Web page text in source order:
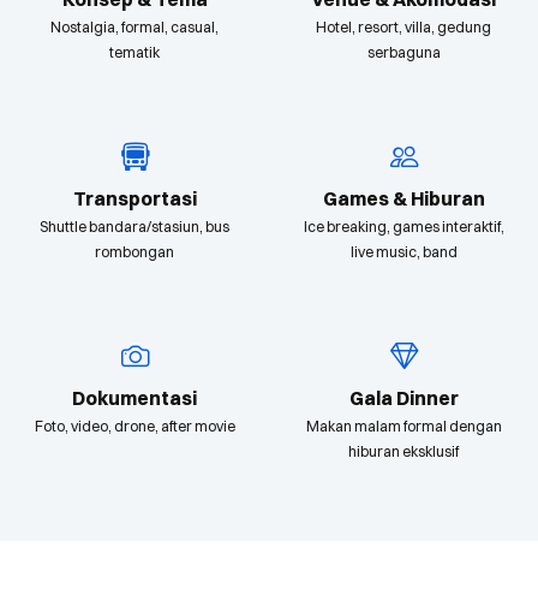
Nostalgia, formal, casual,
tematik
Hotel, resort, villa, gedung
serbaguna
Transportasi
Shuttle bandara/stasiun, bus
rombongan
Games & Hiburan
Ice breaking, games interaktif,
live music, band
Dokumentasi
Foto, video, drone, after movie
Gala Dinner
Makan malam formal dengan
hiburan eksklusif